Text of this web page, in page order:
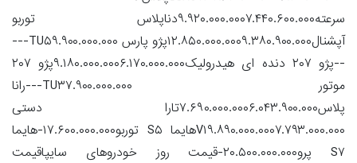
سرعته۹.۹۲۰.۰۰۰.۰۰۰۷.۴۴۰.۶۰۰.۰۰۰دناپلاس توربو
آپشنال۱۲.۸۵۰.۰۰۰.۰۰۰۹.۳۸۰.۹۰۰.۰۰۰پژو پارس TU۵۹.۹۰۰.۰۰۰.۰۰۰---
--پژو ۲۰۷ دنده ای هیدرولیک۹.۱۸۰.۰۰۰.۰۰۰۶.۱۷۰.۰۰۰.۰۰۰پژو ۲۰۷
موتور TU۳۷.۹۰۰.۰۰۰.۰۰۰---رانا
پلاس۷.۶۹۰.۰۰۰.۰۰۰۶.۰۴۳.۹۰۰.۰۰۰تارا دستی
V۱۹.۸۹۰.۰۰۰.۰۰۰۷.۷۹۳.۰۰۰.۰۰۰هایما S۵ توربو۱۷.۶۰۰.۰۰۰.۰۰۰-هایما
S۷ پرو۲۰.۵۰۰.۰۰۰.۰۰۰-قیمت روز خودروهای سایپاقیمت